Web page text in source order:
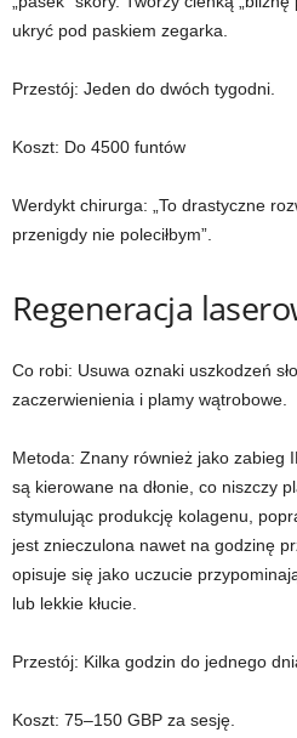
ukryć pod paskiem zegarka.
Przestój: Jeden do dwóch tygodni.
Koszt: Do 4500 funtów
Werdykt chirurga: „To drastyczne
przenigdy nie poleciłbym”.
Regeneracja
Co robi: Usuwa oznaki uszkodzeń
zaczerwienienia i plamy wątrobowe.
Metoda: Znany również jako zabieg
są kierowane na dłonie, co niszczy
stymulując produkcję kolagenu,
jest znieczulona nawet na godzinę
opisuje się jako uczucie
lub lekkie kłucie.
Przestój: Kilka godzin do jednego
Koszt: 75–150 GBP za sesję.